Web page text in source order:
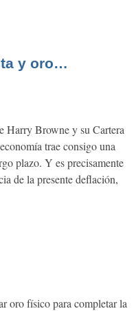
y oro…
Harry Browne y su Cartera
trae consigo una
plazo. Y es precisamente
de la presente deflación,
oro físico para completar la